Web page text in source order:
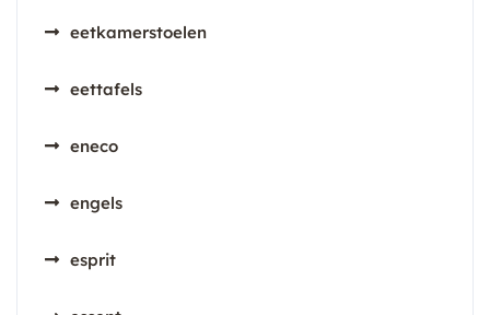
eetkamerstoelen
eettafels
eneco
engels
esprit